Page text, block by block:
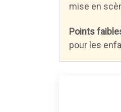
mise en
Points
pour les